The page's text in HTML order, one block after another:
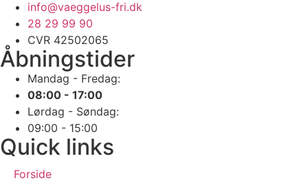
📞 +45 50 37 06 90
#væggelus #inspektion #vaeggelusfri #hygiejne #Bedbugs #Sengelus
info@vaeggelus-fri.dk
28 29 99 90
CVR 42502065
Åbningstider
Mandag - Fredag:
08:00 - 17:00
Lørdag - Søndag:
09:00 - 15:00
Quick links
Forside